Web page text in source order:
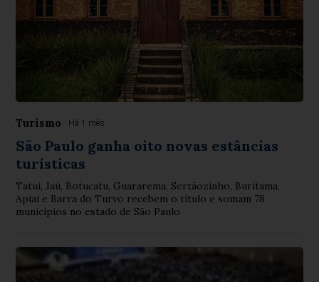
Turismo Há 1 mês
São Paulo ganha oito novas estâncias
turísticas
Tatuí, Jaú, Botucatu, Guararema, Sertãozinho, Buritama,
Apiaí e Barra do Turvo recebem o título e somam 78
municípios no estado de São Paulo